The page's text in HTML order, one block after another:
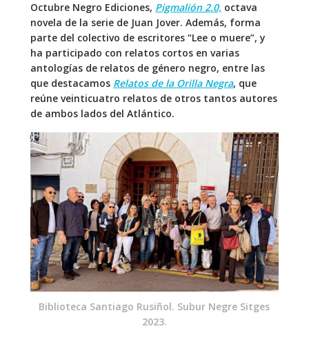
Octubre Negro Ediciones, Pigmalión 2.0, octava
novela de la serie de Juan Jover. Además, forma
parte del colectivo de escritores “Lee o muere”, y
ha participado con relatos cortos en varias
antologías de relatos de género negro, entre las
que destacamos Relatos de la Orilla Negra, que
reúne veinticuatro relatos de otros tantos autores
de ambos lados del Atlántico.
Biblioteca Santiago Rusiñol. Subur Negre Sitges
2023.